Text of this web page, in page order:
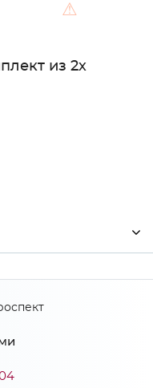
⚠
из 2х
500 (x1), Hubble G